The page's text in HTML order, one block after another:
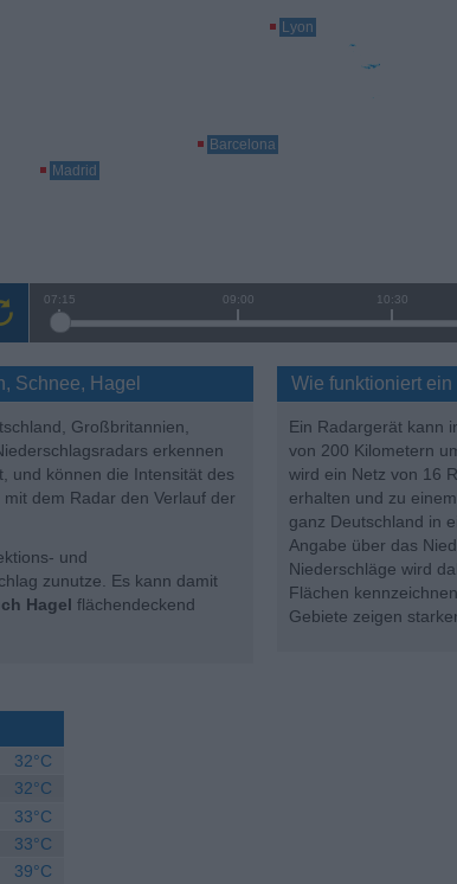
Barcelona
Madrid
Lyon
07:15 09:00 10:30
Schnee, Hagel
Großbritannien,
erkennen
und können die Intensität des
dem Radar den Verlauf der
und
zunutze. Es kann damit
Hagel flächendeckend
Wie funktioniert ein
Ein Radargerät kann
von 200 Kilometern
wird ein Netz von 16
erhalten und zu
ganz Deutschland in
Angabe über das
Niederschläge wird
Flächen
Gebiete zeigen
32°C
32°C
33°C
33°C
39°C